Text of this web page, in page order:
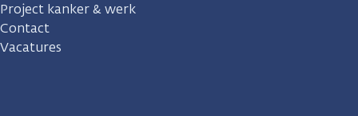
Project kanker & werk
Contact
Vacatures